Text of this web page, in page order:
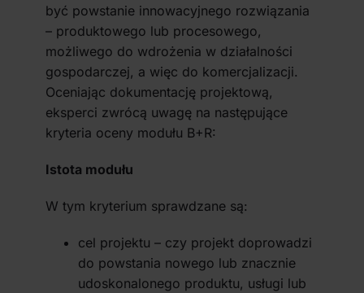
być powstanie innowacyjnego rozwiązania
– produktowego lub procesowego,
możliwego do wdrożenia w działalności
gospodarczej, a więc do komercjalizacji.
Oceniając dokumentację projektową,
eksperci zwrócą uwagę na następujące
kryteria oceny modułu B+R:
Istota modułu
W tym kryterium sprawdzane są:
cel projektu – czy projekt doprowadzi
do powstania nowego lub znacznie
udoskonalonego produktu, usługi lub